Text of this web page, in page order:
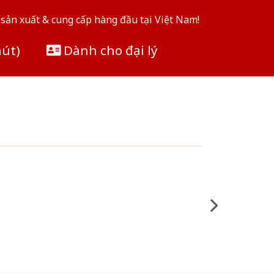
xuất & cung cấp hàng đầu tại Việt Nam!
Dành cho đại lý